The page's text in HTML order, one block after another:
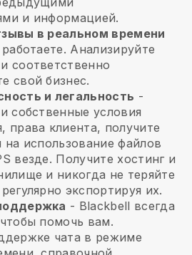
и информацией.
в реальном времени
Анализируйте
соответственно
свой бизнес.
и легальность -
собственные условия
права клиента, получите
на использование файлов
везде. Получите хостинг и
и никогда не теряйте
экспортируя их.
- Blackbell всегда
помочь вам.
чата в режиме